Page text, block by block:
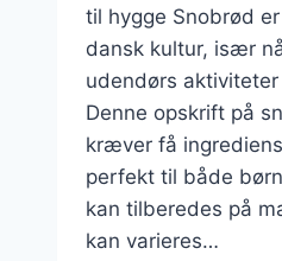
til hygge Snobrød
dansk kultur, især
udendørs
Denne opskrift på
kræver få
perfekt til både
kan tilberedes på
kan varieres…